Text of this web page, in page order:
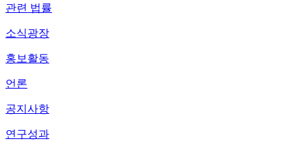
관련 법률
소식광장
홍보활동
언론
공지사항
연구성과